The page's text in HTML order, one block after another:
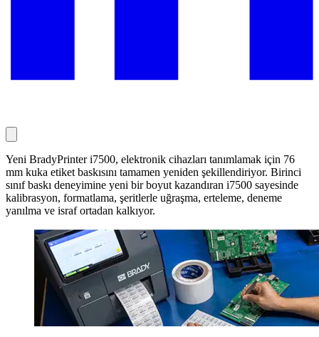
Yeni BradyPrinter i7500, elektronik cihazları tanımlamak için 76
mm kuka etiket baskısını tamamen yeniden şekillendiriyor. Birinci
sınıf baskı deneyimine yeni bir boyut kazandıran i7500 sayesinde
kalibrasyon, formatlama, şeritlerle uğraşma, erteleme, deneme
yanılma ve israf ortadan kalkıyor.